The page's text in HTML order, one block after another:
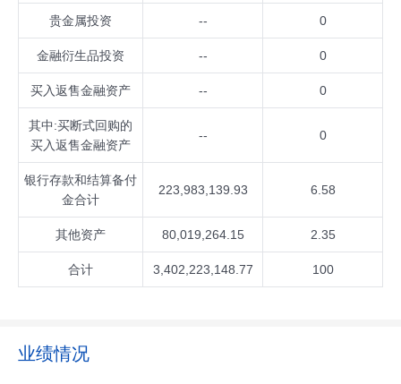
贵金属投资 -- 0
金融衍生品投资 -- 0
买入返售金融资产 -- 0
其中:买断式回购的
买入返售金融资产
-- 0
银行存款和结算备付
金合计
223,983,139.93 6.58
其他资产 80,019,264.15 2.35
合计 3,402,223,148.77 100
业绩情况